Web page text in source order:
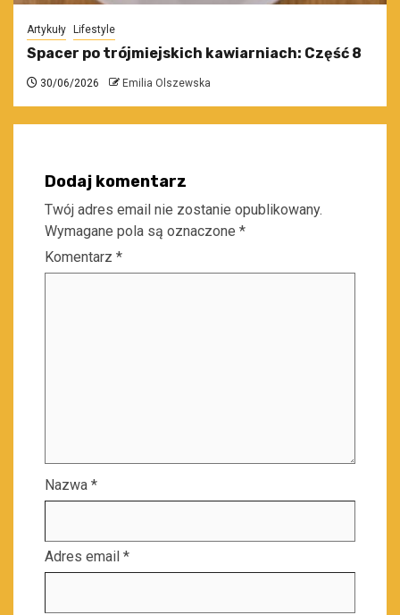
Artykuły Lifestyle
Spacer po trójmiejskich kawiarniach: Część 8
30/06/2026 Emilia Olszewska
Dodaj komentarz
Twój adres email nie zostanie opublikowany.
Wymagane pola są oznaczone *
Komentarz *
Nazwa *
Adres email *